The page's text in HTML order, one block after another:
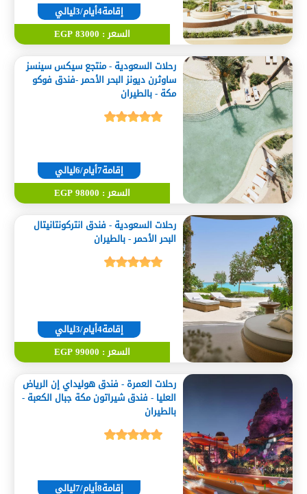
إقامة4أيام/3ليالي
السعر : 83000 EGP
رحلات السعودية - منتجع سيكس سينسز
ساوثرن ديونز البحر الأحمر -فندق فوكو
مكة - بالطيران
إقامة7أيام/6ليالي
السعر : 98000 EGP
رحلات السعودية - فندق انتركونتانيتال
البحر الأحمر - بالطيران
إقامة4أيام/3ليالي
السعر : 99000 EGP
رحلات العمرة - فندق هوليداي إن الرياض
العليا - فندق شيراتون مكة جبال الكعبة -
بالطيران
إقامة8أيام/7ليالي